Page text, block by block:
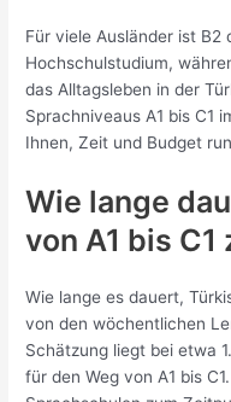
Für viele Ausländer ist B2
Hochschulstudium,
das Alltagsleben in der
Sprachniveaus A1 bis C1
Ihnen, Zeit und Budget
Wie lange
von A1 bis C1
Wie lange es dauert,
von den wöchentlichen
Schätzung liegt bei etwa
für den Weg von A1 bis